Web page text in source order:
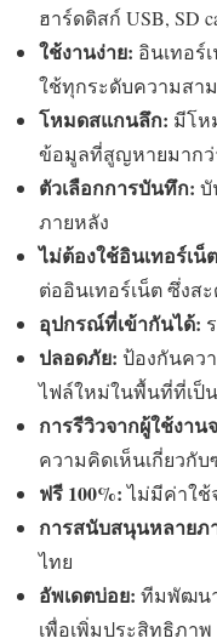
ฮาร์ดดิสก์ USB, SD
ใช้งานง่าย: อินเทอร์
ใช้ทุกระดับความสา
โหมดสแกนลึก: มีโห
ข้อมูลที่สูญหายมากว่
ตัวเลือกการบันทึก: บั
ภายหลัง
ไม่ต้องใช้อินเทอร์เน็
ต่ออินเทอร์เน็ต ซึ่งส
อุปกรณ์ที่เข้ากันได้:
ปลอดภัย: ป้องกันคว
ไฟล์ใหม่ในพื้นที่ที่เป็
การรีวิวจากผู้ใช้งาน
ความคิดเห็นเกี่ยวกั
ฟรี 100%:ไม่มีค่าใช้
การสนับสนุนหลายภ
ไทย
อัพเดตบ่อย: ทีมพัฒนา
เพื่อเพิ่มประสิทธิภาพ